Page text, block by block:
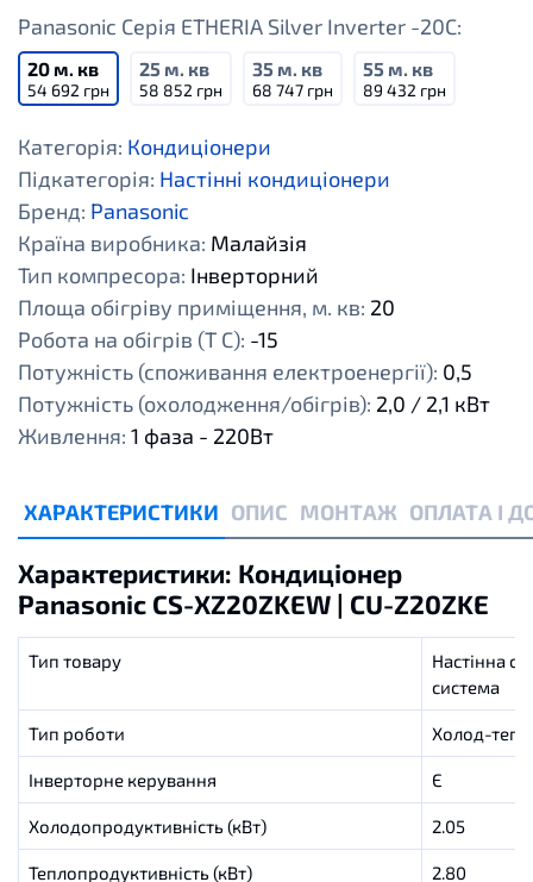
Panasonic Серія ETHERIA Silver Inverter -20C:
20 м. кв
54 692 грн
25 м. кв
58 852 грн
35 м. кв
68 747 грн
55 м. кв
89 432 грн
Категорія: Кондиціонери
Підкатегорія: Настінні кондиціонери
Бренд: Panasonic
Країна виробника: Малайзія
Тип компресора: Інверторний
Площа обігріву приміщення, м. кв: 20
Робота на обігрів (Т С): -15
Потужність (споживання електроенергії): 0,5
Потужність (охолодження/обігрів): 2,0 / 2,1 кВт
Живлення: 1 фаза - 220Вт
ХАРАКТЕРИСТИКИ ОПИС МОНТАЖ ОПЛАТА І
Характеристики: Кондиціонер
Panasonic CS-XZ20ZKEW | CU-Z20ZKE
Тип товару
Настінна
система
Тип роботи Холод-
Інверторне керування Є
Холодопродуктивність (кВт) 2.05
Теплопродуктивність (кВт) 2.80